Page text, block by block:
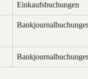
Einkaufsbuchungen